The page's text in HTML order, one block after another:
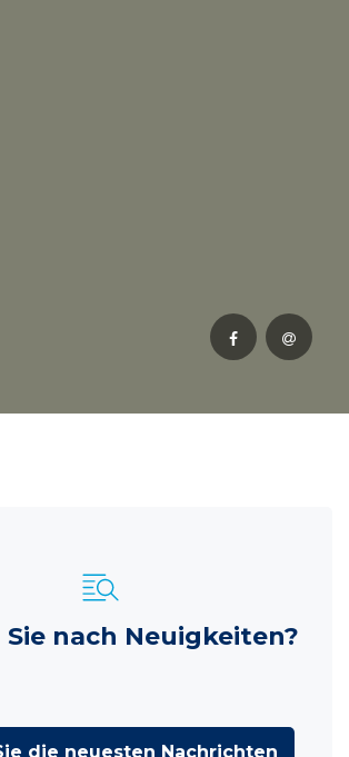
Sie nach Neuigkeiten?
die neuesten Nachrichten